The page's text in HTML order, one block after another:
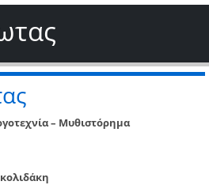
– Μυθιστόρημα